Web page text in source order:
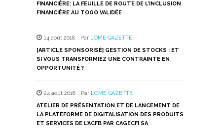
FINANCIÈRE: LA FEUILLE DE ROUTE DE L’INCLUSION
FINANCIÈRE AU TOGO VALIDÉE
14 août 2018 , Par LOME GAZETTE
[ARTICLE SPONSORISÉ] GESTION DE STOCKS : ET
SI VOUS TRANSFORMIEZ UNE CONTRAINTE EN
OPPORTUNITÉ ?
24 août 2018 , Par LOME GAZETTE
ATELIER DE PRÉSENTATION ET DE LANCEMENT DE
LA PLATEFORME DE DIGITALISATION DES PRODUITS
ET SERVICES DE L’ACFB PAR CAGECFI SA